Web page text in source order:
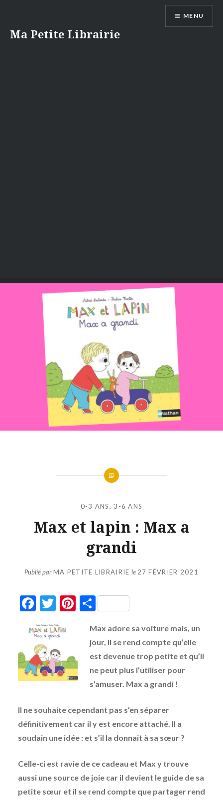
contenu
Ma Petite Librairie
MENU
0-3 ANS, 3-6 ANS
Max et lapin : Max a
grandi
Publié parMA PETITE LIBRAIRIE le 27 FÉVRIER 2021
Facebook
Twitter
Pinterest
Partager
Max adore sa voiture mais, un
jour, il se rend compte qu’elle
est devenue trop petite et qu’il
ne peut plus l’utiliser pour
s’amuser. Max a grandi !
Il ne souhaite cependant pas s’en séparer
définitivement car il y est encore attaché. Il a
soudain une idée : et s’il la donnait à sa sœur ?
Celle-ci est ravie de ce cadeau et Max y trouve
aussi une source de joie car il devient le guide de sa
petite sœur et il se rend compte que partager rend